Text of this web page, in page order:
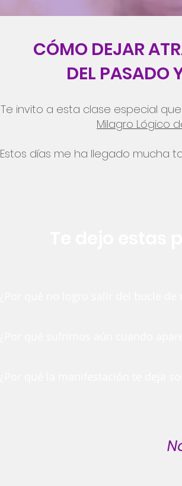
CÓMO DEJAR
DEL PASADO
Te invito a esta clase especial
Milagro Lógico
Estos días me ha llegado mucha